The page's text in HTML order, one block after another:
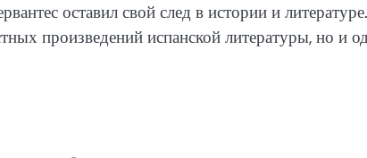
оставил свой след в истории и
произведений испанской литературы, но и